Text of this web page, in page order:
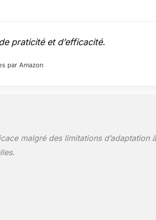
praticité et d’efficacité.
par Amazon
malgré des limitations d’adaptation à